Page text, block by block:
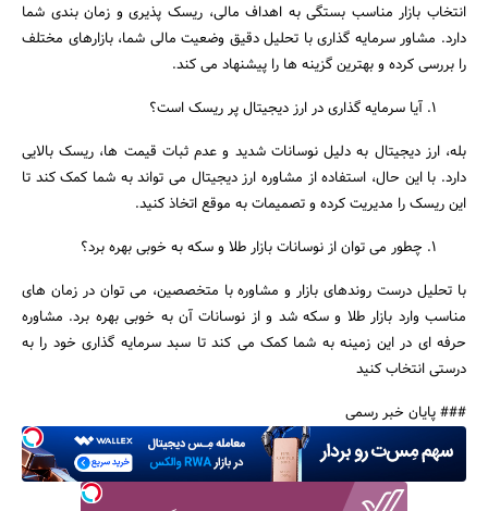
انتخاب بازار مناسب بستگی به اهداف مالی، ریسک ‌پذیری و زمان ‌بندی شما
دارد. مشاور سرمایه ‌گذاری با تحلیل دقیق وضعیت مالی شما، بازارهای مختلف
را بررسی کرده و بهترین گزینه‌ ها را پیشنهاد می ‌کند.
آیا سرمایه‌ گذاری در ارز دیجیتال پر ریسک است؟
بله، ارز دیجیتال به دلیل نوسانات شدید و عدم ثبات قیمت‌ ها، ریسک بالایی
دارد. با این حال، استفاده از مشاوره ارز دیجیتال می ‌تواند به شما کمک کند تا
این ریسک را مدیریت کرده و تصمیمات به‌ موقع اتخاذ کنید.
چطور می‌ توان از نوسانات بازار طلا و سکه به‌ خوبی بهره برد؟
با تحلیل درست روندهای بازار و مشاوره با متخصصین، می ‌توان در زمان‌ های
مناسب وارد بازار طلا و سکه شد و از نوسانات آن به‌ خوبی بهره برد. مشاوره
حرفه‌ ای در این زمینه به شما کمک می ‌کند تا سبد سرمایه‌ گذاری خود را به
‌درستی انتخاب کنید
### پایان خبر رسمی